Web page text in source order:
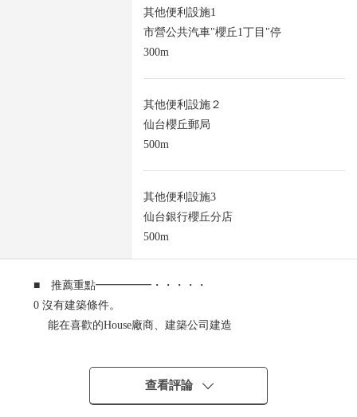
其他便利設施1
市營公共汽車"櫻丘1丁目"停
300m
其他便利設施２
仙台櫻丘郵局
500m
其他便利設施3
仙台銀行櫻丘分店
500m
■ 推薦重點━━━━━・・・・・
0 沒有建築條件。
能在喜歡的House廠商、建築公司建造
○ 土地面積約72坪
0 閒靜的住宅區
查看評論